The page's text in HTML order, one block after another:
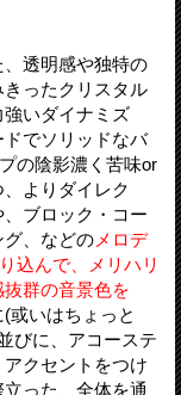
透明感や独特の
ったクリスタル
いダイナミズ
でソリッドなバ
の陰影濃く苦味or
よりダイレク
ブロック・コー
グ、などの メロデ
込んで、メリハリ
群の音景色を
或いはちょっと
びに、アコーステ
クセントをつけ
った、全体を通